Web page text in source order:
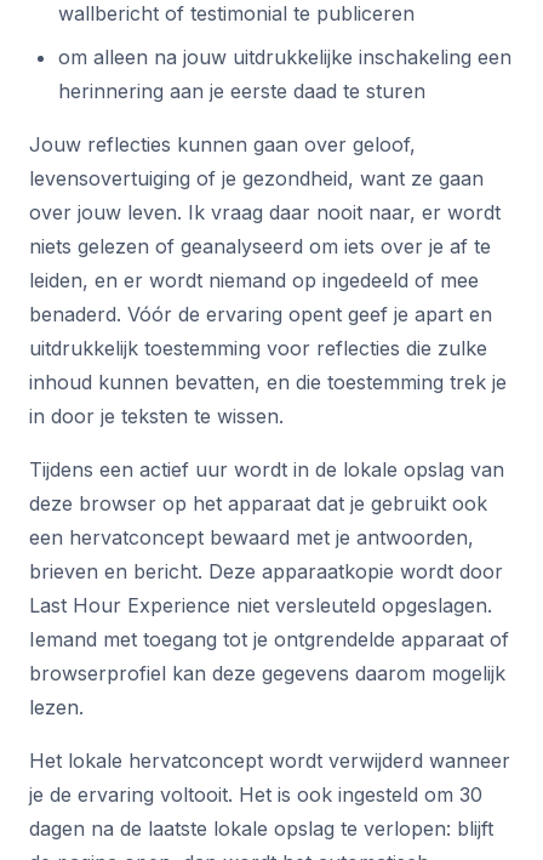
wallbericht of testimonial te publiceren
om alleen na jouw uitdrukkelijke inschakeling een
herinnering aan je eerste daad te sturen
Jouw reflecties kunnen gaan over geloof,
levensovertuiging of je gezondheid, want ze gaan
over jouw leven. Ik vraag daar nooit naar, er wordt
niets gelezen of geanalyseerd om iets over je af te
leiden, en er wordt niemand op ingedeeld of mee
benaderd. Vóór de ervaring opent geef je apart en
uitdrukkelijk toestemming voor reflecties die zulke
inhoud kunnen bevatten, en die toestemming trek je
in door je teksten te wissen.
Tijdens een actief uur wordt in de lokale opslag van
deze browser op het apparaat dat je gebruikt ook
een hervatconcept bewaard met je antwoorden,
brieven en bericht. Deze apparaatkopie wordt door
Last Hour Experience niet versleuteld opgeslagen.
Iemand met toegang tot je ontgrendelde apparaat of
browserprofiel kan deze gegevens daarom mogelijk
lezen.
Het lokale hervatconcept wordt verwijderd wanneer
je de ervaring voltooit. Het is ook ingesteld om 30
dagen na de laatste lokale opslag te verlopen: blijft